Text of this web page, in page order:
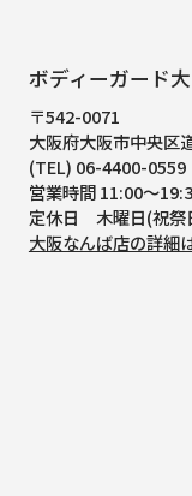
ボディーガード
〒542-0071
大阪府大阪市中央区
(TEL) 06-4400-0559
営業時間 11:00～
定休日 木曜日(祝祭
大阪なんば店の詳細